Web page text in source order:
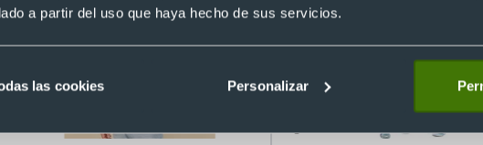
a partir del uso que haya hecho de sus servicios.
las cookies Personalizar
+1